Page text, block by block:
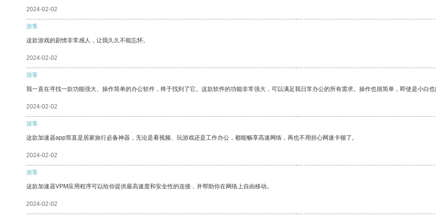
2024-02-02
游客
这款游戏的剧情非常感人，让我久久不能忘怀。
2024-02-02
游客
我一直在寻找一款功能强大、操作简单的办公软件，终于找到了它。这款软件的功能非常强大，可以满足我日常办公的所有需求。操作也很简单，即使是小白也
2024-02-02
游客
这款加速器app简直是居家旅行必备神器，无论是看视频、玩游戏还是工作办公，都能畅享高速网络，再也不用担心网速卡顿了。
2024-02-02
游客
这款加速器VPM应用程序可以给你提供最高速度和安全性的连接，并帮助你在网络上自由移动。
2024-02-02